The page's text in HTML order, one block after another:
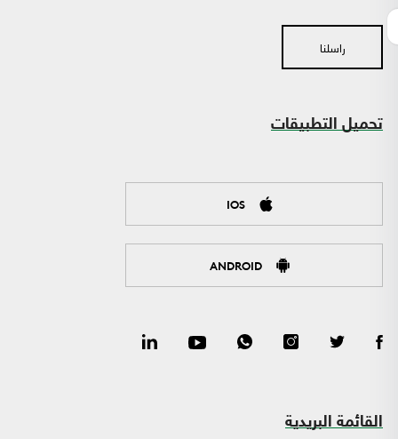
راسلنا
تحميل التطبيقات
IOS
ANDROID
القائمة البريدية